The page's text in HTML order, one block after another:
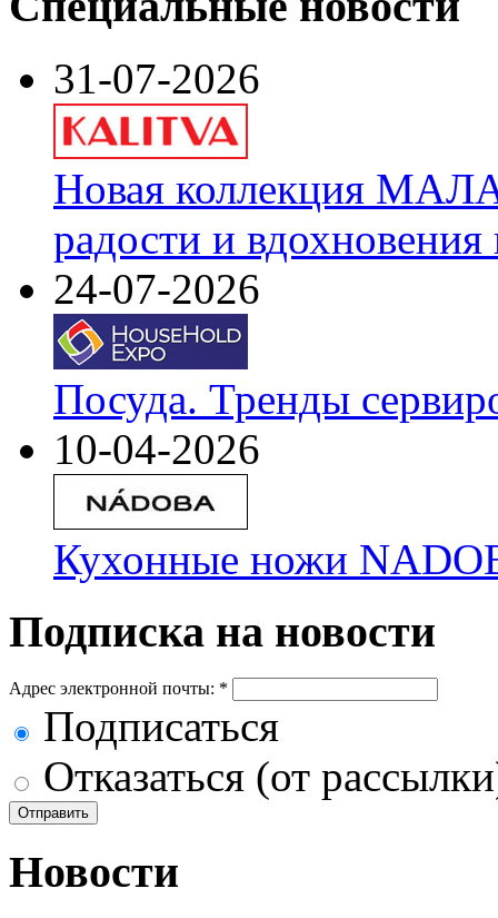
31-07-2026
Новая коллекция
радости и
24-07-2026
Посуда. Тренды
10-04-2026
Кухонные ножи
Подписка на новости
Адрес электронной почты: *
Подписаться
Отказаться (от
Новости